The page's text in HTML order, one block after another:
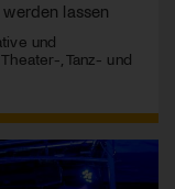
lassen
und
, Tanz- und